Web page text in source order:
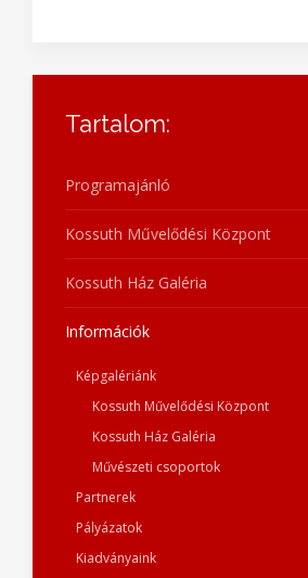
Tartalom:
Programajánló
Kossuth Művelődési Központ
Kossuth Ház Galéria
Információk
Képgalériánk
Kossuth Művelődési Központ
Kossuth Ház Galéria
Művészeti csoportok
Partnerek
Pályázatok
Kiadványaink